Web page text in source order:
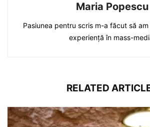
Maria Popescu
Pasiunea pentru scris m-a făcut să
experiență în mass-
RELATED